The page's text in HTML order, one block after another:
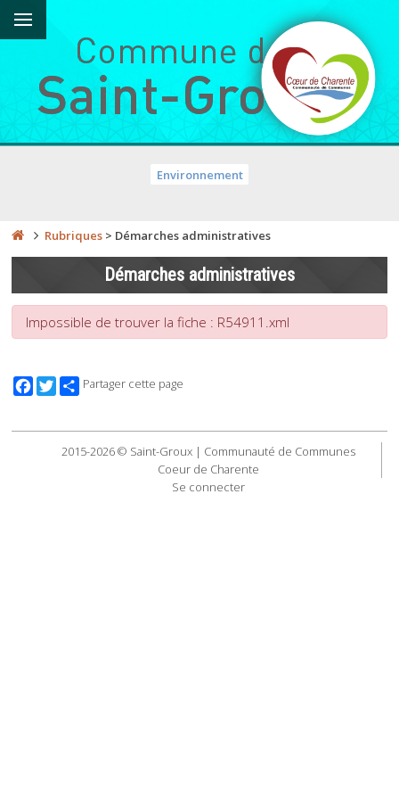
Environnement
Rubriques > Démarches administratives
Démarches administratives
Impossible de trouver la fiche : R54911.xml
Facebook
TwitterPartager cette page
2015-2026 © Saint-Groux | Communauté de Communes
Coeur de Charente
Se connecter